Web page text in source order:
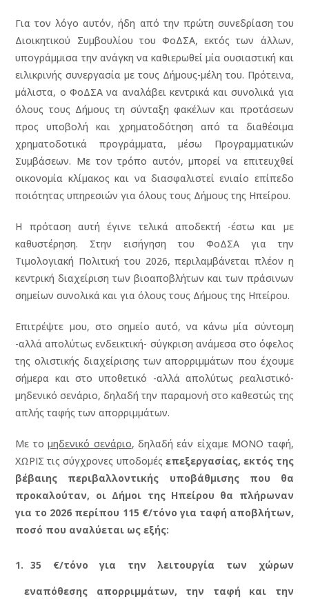
Για τον λόγο αυτόν, ήδη από την πρώτη συνεδρίαση του
Διοικητικού Συμβουλίου του ΦοΔΣΑ, εκτός των άλλων,
υπογράμμισα την ανάγκη να καθιερωθεί μία ουσιαστική και
ειλικρινής συνεργασία με τους Δήμους-μέλη του. Πρότεινα,
μάλιστα, ο ΦοΔΣΑ να αναλάβει κεντρικά και συνολικά για
όλους τους Δήμους τη σύνταξη φακέλων και προτάσεων
προς υποβολή και χρηματοδότηση από τα διαθέσιμα
χρηματοδοτικά προγράμματα, μέσω Προγραμματικών
Συμβάσεων. Με τον τρόπο αυτόν, μπορεί να επιτευχθεί
οικονομία κλίμακος και να διασφαλιστεί ενιαίο επίπεδο
ποιότητας υπηρεσιών για όλους τους Δήμους της Ηπείρου.
Η πρόταση αυτή έγινε τελικά αποδεκτή -έστω και με
καθυστέρηση. Στην εισήγηση του ΦοΔΣΑ για την
Τιμολογιακή Πολιτική του 2026, περιλαμβάνεται πλέον η
κεντρική διαχείριση των βιοαποβλήτων και των πράσινων
σημείων συνολικά και για όλους τους Δήμους της Ηπείρου.
Επιτρέψτε μου, στο σημείο αυτό, να κάνω μία σύντομη
-αλλά απολύτως ενδεικτική- σύγκριση ανάμεσα στο όφελος
της ολιστικής διαχείρισης των απορριμμάτων που έχουμε
σήμερα και στο υποθετικό -αλλά απολύτως ρεαλιστικό-
μηδενικό σενάριο, δηλαδή την παραμονή στο καθεστώς της
απλής ταφής των απορριμμάτων.
Με τομηδενικό σενάριο, δηλαδή εάν είχαμε ΜΟΝΟ ταφή,
ΧΩΡΙΣ τις σύγχρονες υποδομές επεξεργασίας, εκτός της
βέβαιης περιβαλλοντικής υποβάθμισης που θα
προκαλούταν, οι Δήμοι της Ηπείρου θα πλήρωναν
για το 2026 περίπου 115 €/τόνο για ταφή αποβλήτων,
ποσό που αναλύεται ως εξής:
35 €/τόνο για την λειτουργία των χώρων
εναπόθεσης απορριμμάτων, την ταφή και την